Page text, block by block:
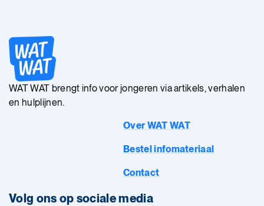
WAT WAT brengt info voor jongeren via artikels, verhalen
en hulplijnen.
Over WAT WAT
Bestel infomateriaal
Contact
Volg ons op sociale media